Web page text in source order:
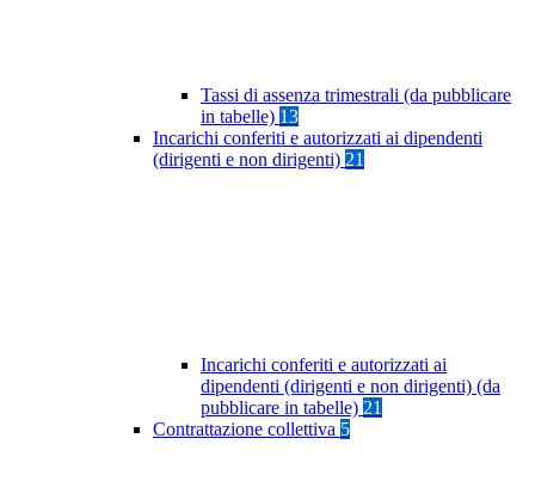
Tassi di assenza trimestrali (da pubblicare
in tabelle) 13
Incarichi conferiti e autorizzati ai dipendenti
(dirigenti e non dirigenti) 21
Incarichi conferiti e autorizzati ai
dipendenti (dirigenti e non dirigenti) (da
pubblicare in tabelle) 21
Contrattazione collettiva 5